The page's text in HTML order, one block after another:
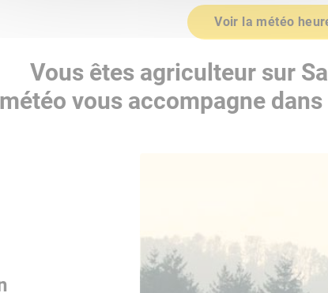
Voir la météo
Vous êtes agriculteur sur
vous accompagne